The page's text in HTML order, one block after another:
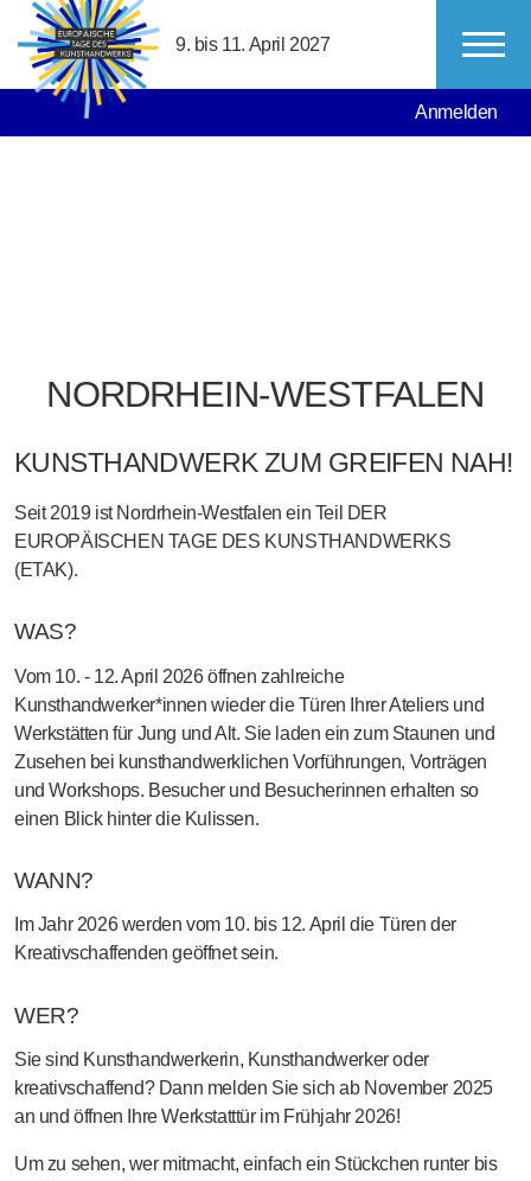
Direkt zum Inhalt
9. bis 11. April 2027
MAIN NAVIGATION USER
Anmelden
NORDRHEIN-WESTFALEN
KUNSTHANDWERK ZUM GREIFEN NAH!
Seit 2019 ist Nordrhein-Westfalen ein Teil DER
EUROPÄISCHEN TAGE DES KUNSTHANDWERKS
(ETAK).
WAS?
Vom 10. - 12. April 2026 öffnen zahlreiche
Kunsthandwerker*innen wieder die Türen Ihrer Ateliers und
Werkstätten für Jung und Alt. Sie laden ein zum Staunen und
Zusehen bei kunsthandwerklichen Vorführungen, Vorträgen
und Workshops. Besucher und Besucherinnen erhalten so
einen Blick hinter die Kulissen.
WANN?
Im Jahr 2026 werden vom 10. bis 12. April die Türen der
Kreativschaffenden geöffnet sein.
WER?
Sie sind Kunsthandwerkerin, Kunsthandwerker oder
kreativschaffend? Dann melden Sie sich ab November 2025
an und öffnen Ihre Werkstatttür im Frühjahr 2026!
Um zu sehen, wer mitmacht, einfach ein Stückchen runter bis